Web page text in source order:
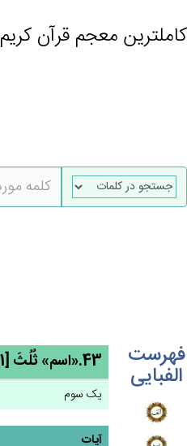
کاملترین معجم قرآن کریم
فهرست
الفبایی 43.«اسم» ثُلُثَ [1] ← ثلث
یک سوم
آیات